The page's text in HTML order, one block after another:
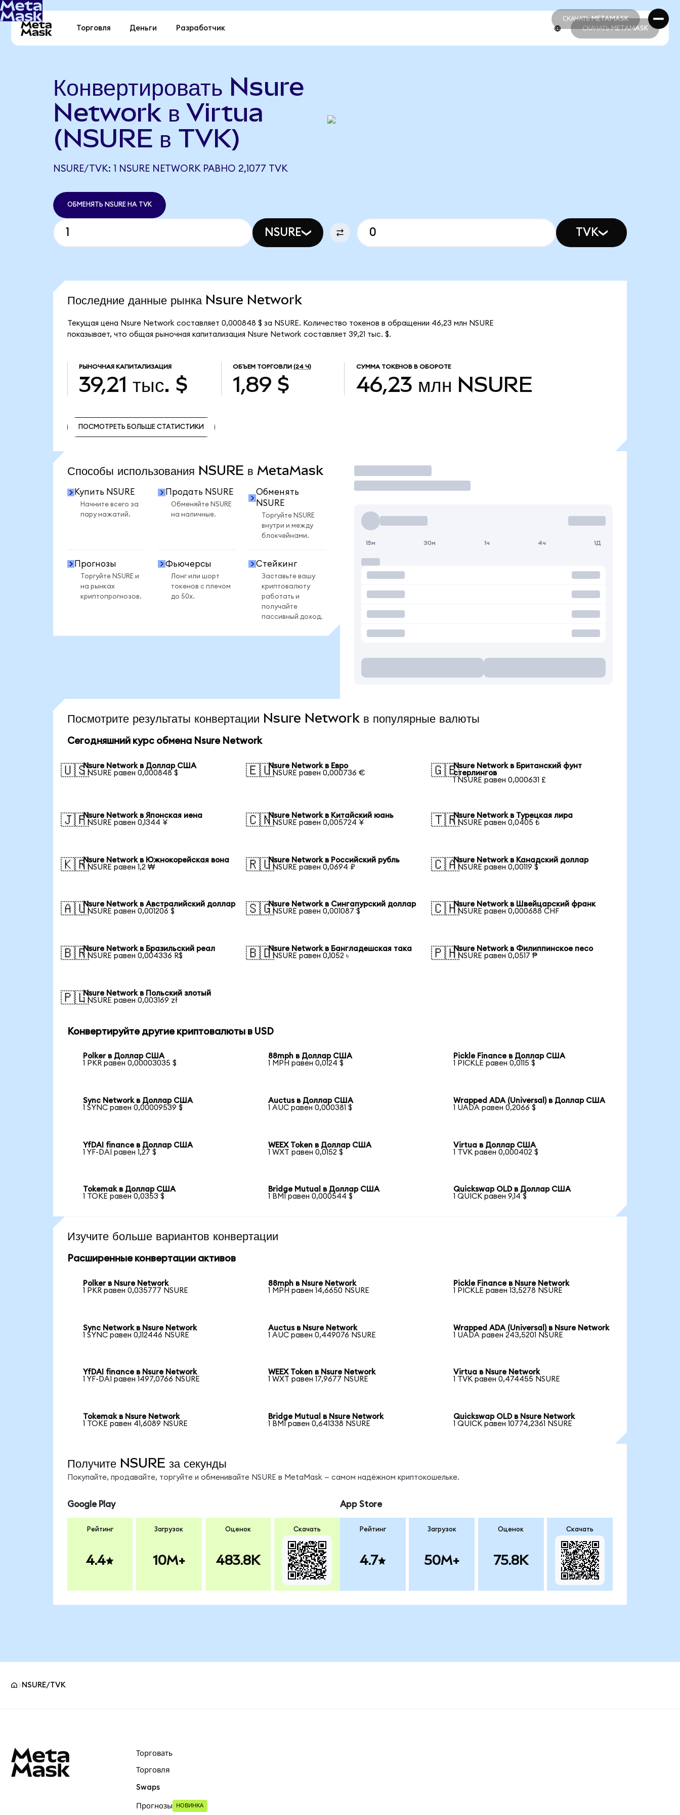
СКАЧАТЬ METAMASK
СКАЧАТЬ METAMASK
Торговля Деньги Разработчик СКАЧАТЬ METAMASK
Конвертировать Nsure
Network в Virtua
(NSURE в TVK)
NSURE/TVK: 1 NSURE NETWORK РАВНО 2,1077 TVK
ОБМЕНЯТЬ NSURE НА TVK
NSURE TVK
Последние данные рынка Nsure Network
Текущая цена Nsure Network составляет 0,000848 $ за NSURE. Количество токенов в обращении 46,23 млн NSURE
показывает, что общая рыночная капитализация Nsure Network составляет 39,21 тыс. $.
РЫНОЧНАЯ КАПИТАЛИЗАЦИЯ
39,21 тыс. $
ОБЪЕМ ТОРГОВЛИ (24 Ч)
1,89 $
СУММА ТОКЕНОВ В ОБОРОТЕ
46,23 млн NSURE
ПОСМОТРЕТЬ БОЛЬШЕ СТАТИСТИКИ
Способы использования NSURE в MetaMask
Купить NSURE
Начните всего за
пару нажатий.
Продать NSURE
Обменяйте NSURE
на наличные.
Обменять
NSURE
Торгуйте NSURE
внутри и между
блокчейнами.
Прогнозы
Торгуйте NSURE и
на рынках
криптопрогнозов.
Фьючерсы
Лонг или шорт
токенов с плечом
до 50x.
Стейкинг
Заставьте вашу
криптовалюту
работать и
получайте
пассивный доход.
Торговать
15м 30м 1ч 4ч 1Д
Посмотрите результаты конвертации Nsure Network в популярные валюты
Сегодняшний курс обмена Nsure Network
🇺🇸Nsure Network в Доллар США
1 NSURE равен 0,000848 $
🇪🇺Nsure Network в Евро
1 NSURE равен 0,000736 €
🇬🇧Nsure Network в Британский фунт
стерлингов
1 NSURE равен 0,000631 £
🇯🇵Nsure Network в Японская иена
1 NSURE равен 0,1344 ¥
🇨🇳Nsure Network в Китайский юань
1 NSURE равен 0,005724 ¥
🇹🇷Nsure Network в Турецкая лира
1 NSURE равен 0,0405 ₺
🇰🇷Nsure Network в Южнокорейская вона
1 NSURE равен 1,2 ₩
🇷🇺Nsure Network в Российский рубль
1 NSURE равен 0,0694 ₽
🇨🇦Nsure Network в Канадский доллар
1 NSURE равен 0,00119 $
🇦🇺Nsure Network в Австралийский доллар
1 NSURE равен 0,001206 $
🇸🇬Nsure Network в Сингапурский доллар
1 NSURE равен 0,001087 $
🇨🇭Nsure Network в Швейцарский франк
1 NSURE равен 0,000688 CHF
🇧🇷Nsure Network в Бразильский реал
1 NSURE равен 0,004336 R$
🇧🇩Nsure Network в Бангладешская така
1 NSURE равен 0,1052 ৳
🇵🇭Nsure Network в Филиппинское песо
1 NSURE равен 0,0517 ₱
🇵🇱Nsure Network в Польский злотый
1 NSURE равен 0,003169 zł
Конвертируйте другие криптовалюты в USD
Polker в Доллар США
1 PKR равен 0,00003035 $
88mph в Доллар США
1 MPH равен 0,0124 $
Pickle Finance в Доллар США
1 PICKLE равен 0,0115 $
Sync Network в Доллар США
1 SYNC равен 0,00009539 $
Auctus в Доллар США
1 AUC равен 0,000381 $
Wrapped ADA (Universal) в Доллар США
1 UADA равен 0,2066 $
YfDAI finance в Доллар США
1 YF-DAI равен 1,27 $
WEEX Token в Доллар США
1 WXT равен 0,0152 $
Virtua в Доллар США
1 TVK равен 0,000402 $
Tokemak в Доллар США
1 TOKE равен 0,0353 $
Bridge Mutual в Доллар США
1 BMI равен 0,000544 $
Quickswap OLD в Доллар США
1 QUICK равен 9,14 $
Изучите больше вариантов конвертации
Расширенные конвертации активов
Polker в Nsure Network
1 PKR равен 0,035777 NSURE
88mph в Nsure Network
1 MPH равен 14,6650 NSURE
Pickle Finance в Nsure Network
1 PICKLE равен 13,5278 NSURE
Sync Network в Nsure Network
1 SYNC равен 0,112446 NSURE
Auctus в Nsure Network
1 AUC равен 0,449076 NSURE
Wrapped ADA (Universal) в Nsure Network
1 UADA равен 243,5201 NSURE
YfDAI finance в Nsure Network
1 YF-DAI равен 1497,0766 NSURE
WEEX Token в Nsure Network
1 WXT равен 17,9677 NSURE
Virtua в Nsure Network
1 TVK равен 0,474455 NSURE
Tokemak в Nsure Network
1 TOKE равен 41,6089 NSURE
Bridge Mutual в Nsure Network
1 BMI равен 0,641338 NSURE
Quickswap OLD в Nsure Network
1 QUICK равен 10774,2361 NSURE
Получите NSURE за секунды
Покупайте, продавайте, торгуйте и обменивайте NSURE в MetaMask — самом надёжном криптокошельке.
Google Play
Рейтинг
4.4
Загрузок
10M+
Оценок
483.8K
Скачать
App Store
Рейтинг
4.7
Загрузок
50M+
Оценок
75.8K
Скачать
NSURE/TVK
Торговать
Торговля
Swaps
Прогнозы НОВИНКА